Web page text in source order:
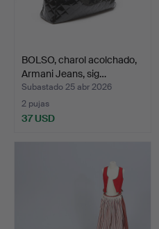
BOLSO, charol acolchado,
Armani Jeans, sig…
Subastado 25 abr 2026
2 pujas
37 USD